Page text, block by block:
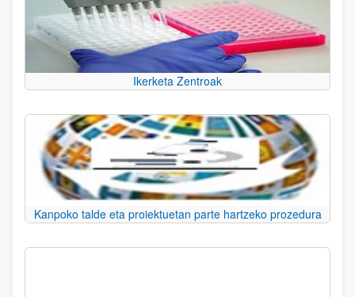
Ikerketa Zentroak
Kanpoko talde eta proiektuetan parte hartzeko prozedura